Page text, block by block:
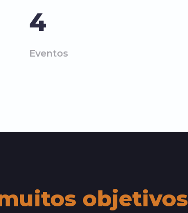
4
Eventos
objetivos